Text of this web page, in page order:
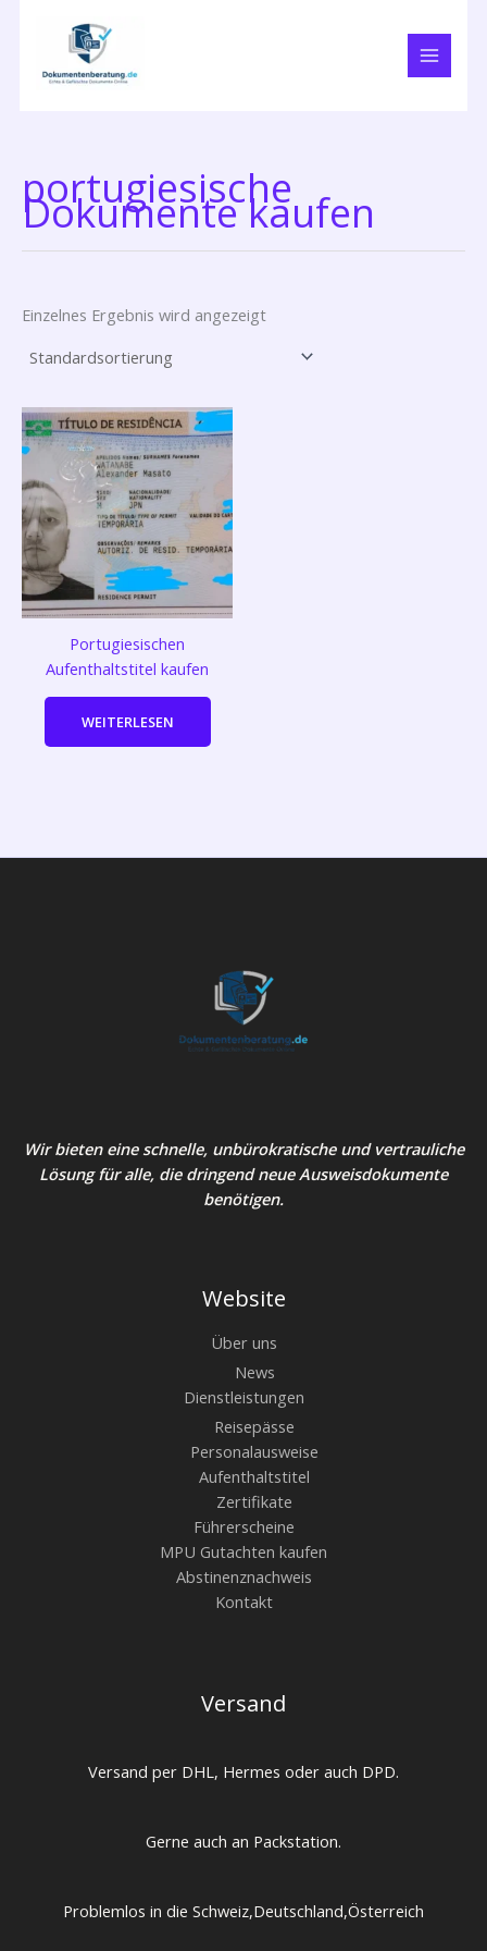
portugiesische
Dokumente kaufen
Einzelnes Ergebnis wird angezeigt
Portugiesischen
Aufenthaltstitel kaufen
WEITERLESEN
Wir bieten eine schnelle, unbürokratische und vertrauliche
Lösung für alle, die dringend neue Ausweisdokumente
benötigen.
Website
Über uns
News
Dienstleistungen
Reisepässe
Personalausweise
Aufenthaltstitel
Zertifikate
Führerscheine
MPU Gutachten kaufen
Abstinenznachweis
Kontakt
Versand
Versand per DHL, Hermes oder auch DPD.
Gerne auch an Packstation.
Problemlos in die Schweiz,Deutschland,Österreich